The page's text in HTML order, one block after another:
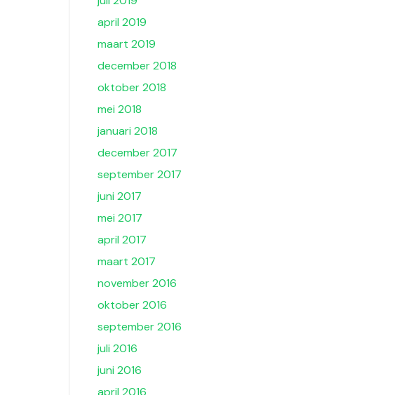
april 2019
maart 2019
december 2018
oktober 2018
mei 2018
januari 2018
december 2017
september 2017
juni 2017
mei 2017
april 2017
maart 2017
november 2016
oktober 2016
september 2016
juli 2016
juni 2016
april 2016